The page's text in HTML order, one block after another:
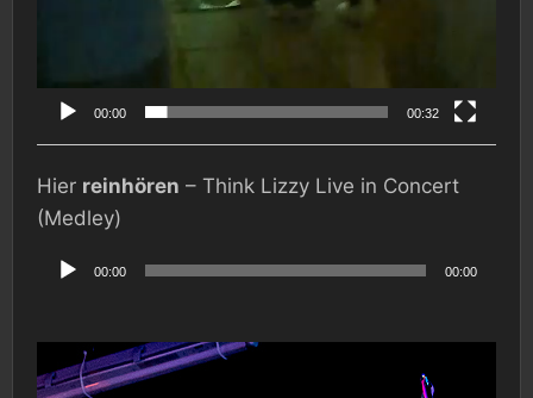
00:00 00:32
Hier reinhören – Think Lizzy Live in Concert
(Medley)
Player
00:00 00:00